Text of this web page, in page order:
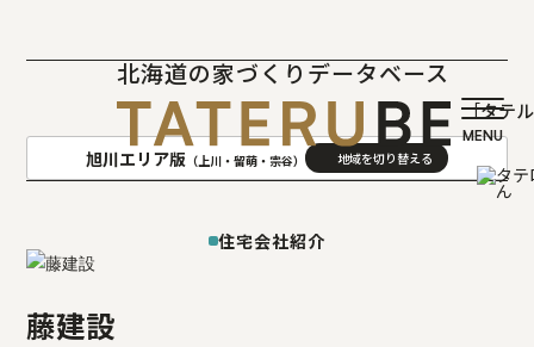
北海道の家づくりデータベース
［タテ
旭川エリア版 （上川・留萌・宗谷）
函館(渡島･檜山)版
住宅会社紹介
藤建設